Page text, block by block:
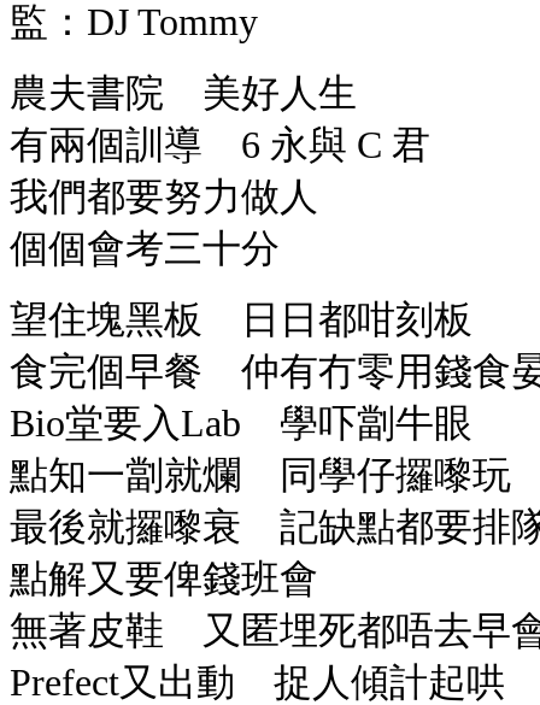
監：DJ Tommy
農夫書院 美好人生
有兩個訓導 6 永與 C 君
我們都要努力做人
個個會考三十分
望住塊黑板 日日都咁刻板
食完個早餐 仲有冇零用錢食
Bio堂要入Lab 學吓劏牛眼
點知一劏就爛 同學仔攞嚟玩
最後就攞嚟衰 記缺點都要排
點解又要俾錢班會
無著皮鞋 又匿埋死都唔去早
Prefect又出動 捉人傾計起哄